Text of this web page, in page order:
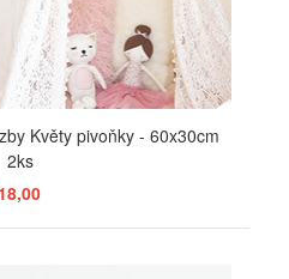
Květy pivoňky - 60x30cm
2ks